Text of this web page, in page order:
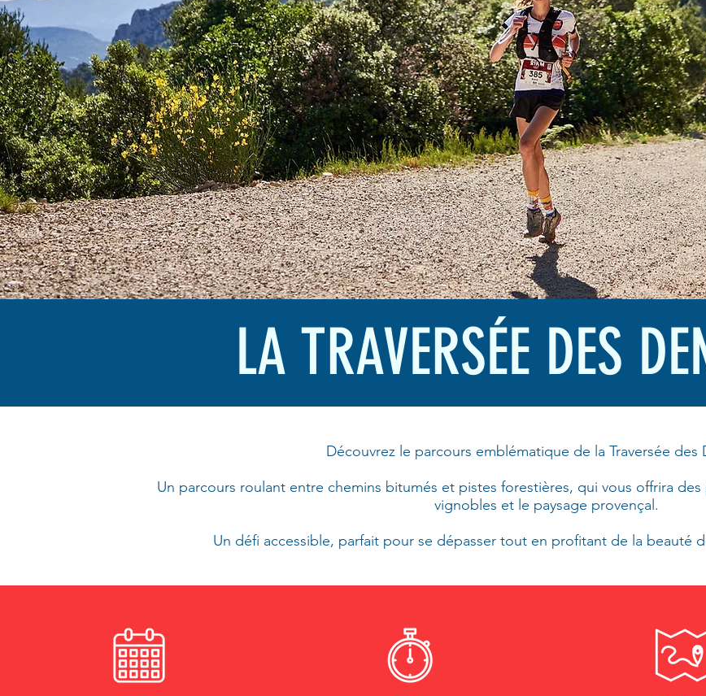
LA TRAVERSÉE DES
Découvrez le parcours emblématique de la Traversée des
Un parcours roulant entre chemins bitumés et pistes forestières, qui vous offrira
vignobles et le paysage provençal.
Un défi accessible, parfait pour se dépasser tout en profitant de la beauté